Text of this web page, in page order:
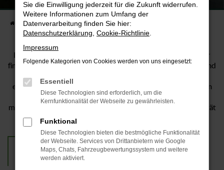
von ŠKODA.
Startseite Fahrzeugangebote E-Mobilität
Ist es clever, erst jetzt mit E-Mobilität durchzustarten? Wir
finden: ja. Weil wir einen Auftrag haben – unseren Auftrag. Und
der besteht nicht darin, eine Technologie nur einer
eingeschränkten Zielgruppe zugänglich zu machen. Sondern
darin, diese Technologie für alle nutzbar und bezahlbar zu
machen: everyone statt exklusiv. Erst dann ist Elektromobilität
„Simply clever“ – und ein Grund zur Vorfreude.
WIE SIEHT DER ANTRIEB DER
Sie die Einwilligung jederzeit für die Zukunft widerrufen.
Weitere Informationen zum Umfang der
Datenverarbeitung finden Sie hier:
Datenschutzerklärung Cookie-Richtlinie
Impressum
Folgende Kategorien von Cookies werden von uns eingesetzt:
Essentiell
Diese Technologien sind erforderlich, um die
Kernfunktionalität der Webseite zu gewährleisten.
Funktional
Diese Technologien bieten die bestmögliche Funktionalität
der Webseite. Services von Drittanbietern wie Google
Maps, Chats, Fahrzeugbewertungssystem und weitere
werden aktiviert.